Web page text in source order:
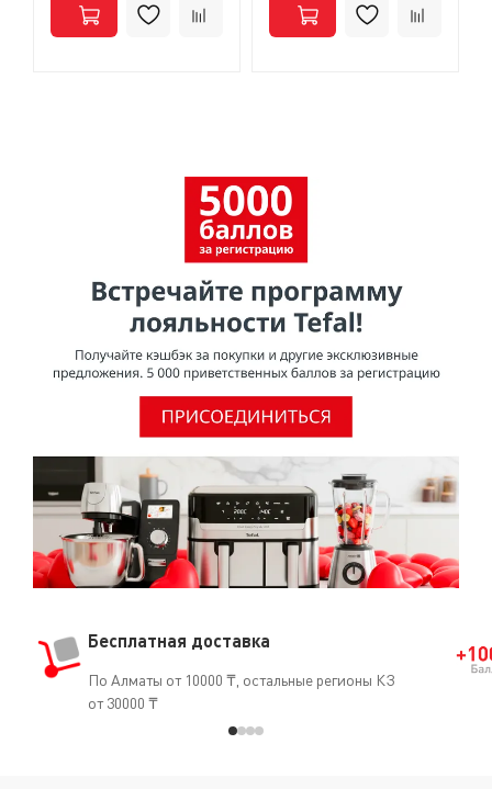
Бесплатная доставка
По Алматы от 10000 ₸, остальные регионы КЗ
от 30000 ₸